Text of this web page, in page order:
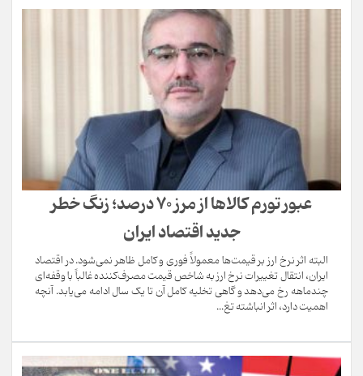
عبور تورم کالاها از مرز ۷۰ درصد؛ زنگ خطر
جدید اقتصاد ایران
البته اثر نرخ ارز بر قیمت‌ها معمولاً فوری و کامل ظاهر نمی‌شود. در اقتصاد
ایران، انتقال تغییرات نرخ ارز به شاخص قیمت مصرف‌کننده غالباً با وقفه‌ای
چندماهه رخ می‌دهد و گاهی تخلیه کامل آن تا یک سال ادامه می‌یابد. آنچه
اهمیت دارد، اثر انباشته تغ...